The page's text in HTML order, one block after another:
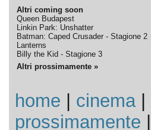
Altri coming soon
Queen Budapest
Linkin Park: Unshatter
Batman: Caped Crusader - Stagione 2
Lanterns
Billy the Kid - Stagione 3
Altri prossimamente »
home cinema|
prossimamente